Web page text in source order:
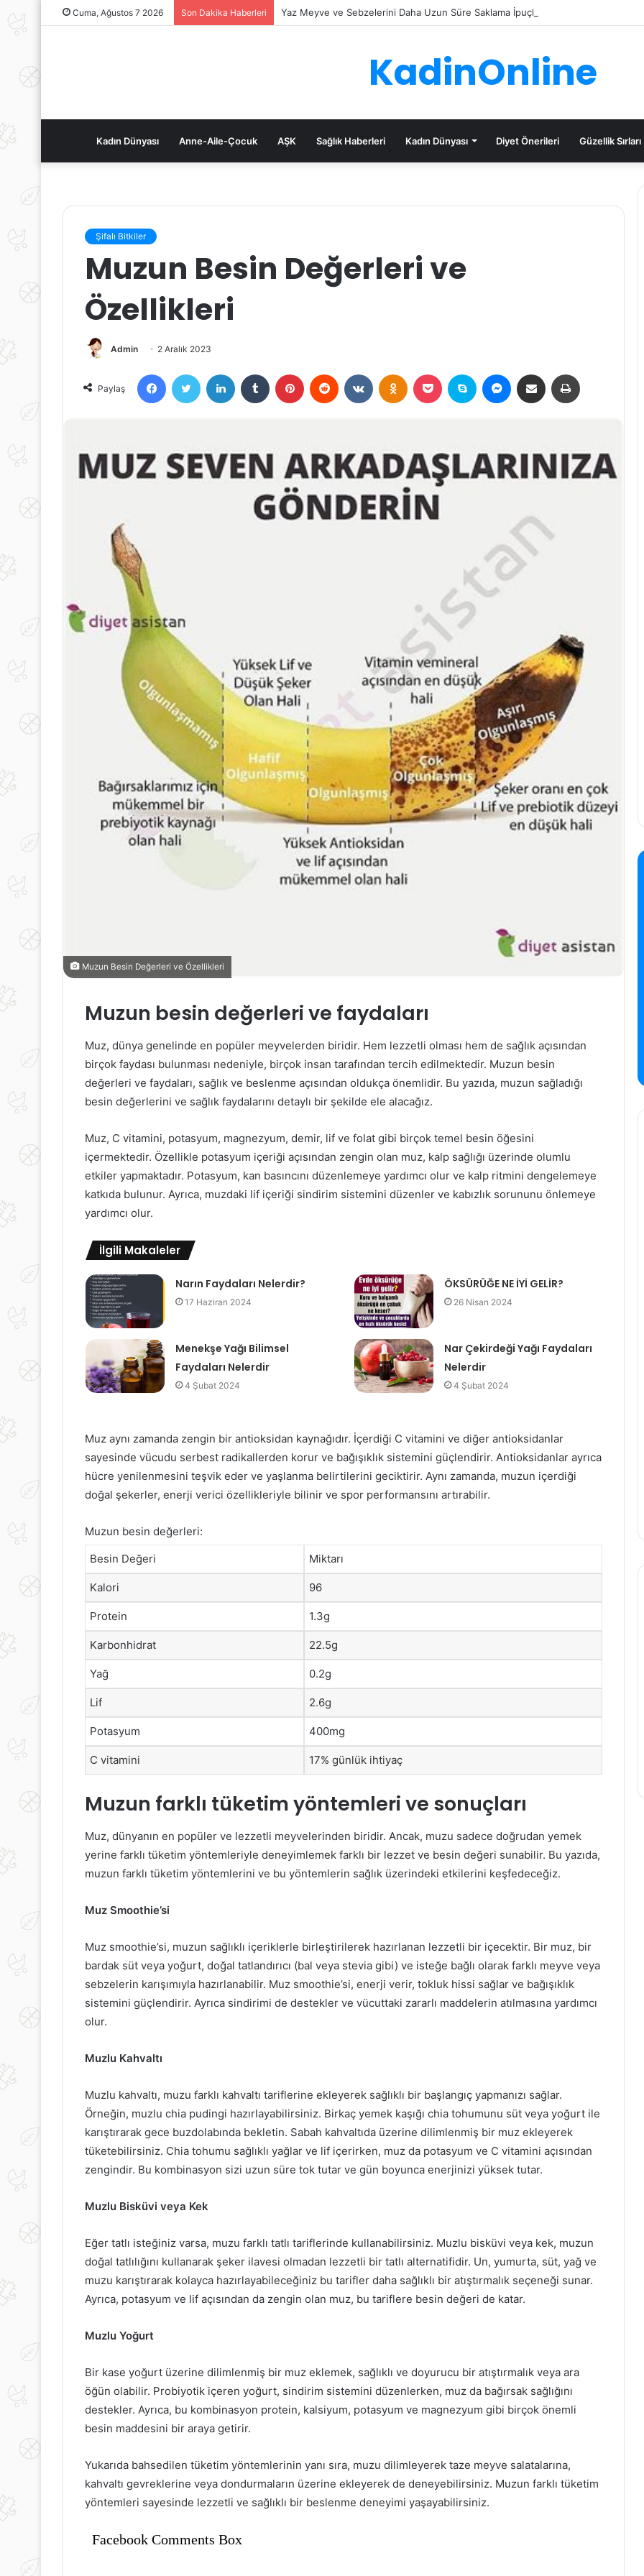
Cuma, Ağustos 7 2026 Son Dakika Haberleri Yaz Meyve ve Sebzelerini Daha Uzun Süre Saklama İpuçları
KadinOnline
Kadın Dünyası Anne-Aile-Çocuk AŞK Sağlık Haberleri Kadın Dünyası Diyet Önerileri Güzellik Sırları
Şifalı Bitkiler
Muzun Besin Değerleri ve
Özellikleri
Admin 2 Aralık 2023
Paylaş
FacebookTwitter LinkedIn Tumblr Pinterest Reddit VKontakteOdnoklassniki
Pocket Skype MessengerE-Posta ile paylaş
Muzun Besin Değerleri ve Özellikleri
Muzun besin değerleri ve faydaları
Muz, dünya genelinde en popüler meyvelerden biridir. Hem lezzetli olması hem de sağlık açısından
birçok faydası bulunması nedeniyle, birçok insan tarafından tercih edilmektedir. Muzun besin
değerleri ve faydaları, sağlık ve beslenme açısından oldukça önemlidir. Bu yazıda, muzun sağladığı
besin değerlerini ve sağlık faydalarını detaylı bir şekilde ele alacağız.
Muz, C vitamini, potasyum, magnezyum, demir, lif ve folat gibi birçok temel besin öğesini
içermektedir. Özellikle potasyum içeriği açısından zengin olan muz, kalp sağlığı üzerinde olumlu
etkiler yapmaktadır. Potasyum, kan basıncını düzenlemeye yardımcı olur ve kalp ritmini dengelemeye
katkıda bulunur. Ayrıca, muzdaki lif içeriği sindirim sistemini düzenler ve kabızlık sorununu önlemeye
yardımcı olur.
İlgili Makaleler
Narın Faydaları Nelerdir?
17 Haziran 2024
ÖKSÜRÜĞE NE İYİ GELİR?
26 Nisan 2024
Menekşe Yağı Bilimsel
Faydaları Nelerdir
4 Şubat 2024
Nar Çekirdeği Yağı Faydaları
Nelerdir
4 Şubat 2024
Muz aynı zamanda zengin bir antioksidan kaynağıdır. İçerdiği C vitamini ve diğer antioksidanlar
sayesinde vücudu serbest radikallerden korur ve bağışıklık sistemini güçlendirir. Antioksidanlar ayrıca
hücre yenilenmesini teşvik eder ve yaşlanma belirtilerini geciktirir. Aynı zamanda, muzun içerdiği
doğal şekerler, enerji verici özellikleriyle bilinir ve spor performansını artırabilir.
Muzun besin değerleri:
Besin Değeri
Miktarı
Kalori 96
Protein 1.3g
Karbonhidrat 22.5g
Yağ 0.2g
Lif 2.6g
Potasyum 400mg
C vitamini 17% günlük ihtiyaç
Muzun farklı tüketim yöntemleri ve sonuçları
Muz, dünyanın en popüler ve lezzetli meyvelerinden biridir. Ancak, muzu sadece doğrudan yemek
yerine farklı tüketim yöntemleriyle deneyimlemek farklı bir lezzet ve besin değeri sunabilir. Bu yazıda,
muzun farklı tüketim yöntemlerini ve bu yöntemlerin sağlık üzerindeki etkilerini keşfedeceğiz.
Muz Smoothie’si
Muz smoothie’si, muzun sağlıklı içeriklerle birleştirilerek hazırlanan lezzetli bir içecektir. Bir muz, bir
bardak süt veya yoğurt, doğal tatlandırıcı (bal veya stevia gibi) ve isteğe bağlı olarak farklı meyve veya
sebzelerin karışımıyla hazırlanabilir. Muz smoothie’si, enerji verir, tokluk hissi sağlar ve bağışıklık
sistemini güçlendirir. Ayrıca sindirimi de destekler ve vücuttaki zararlı maddelerin atılmasına yardımcı
olur.
Muzlu Kahvaltı
Muzlu kahvaltı, muzu farklı kahvaltı tariflerine ekleyerek sağlıklı bir başlangıç yapmanızı sağlar.
Örneğin, muzlu chia pudingi hazırlayabilirsiniz. Birkaç yemek kaşığı chia tohumunu süt veya yoğurt ile
karıştırarak gece buzdolabında bekletin. Sabah kahvaltıda üzerine dilimlenmiş bir muz ekleyerek
tüketebilirsiniz. Chia tohumu sağlıklı yağlar ve lif içerirken, muz da potasyum ve C vitamini açısından
zengindir. Bu kombinasyon sizi uzun süre tok tutar ve gün boyunca enerjinizi yüksek tutar.
Muzlu Bisküvi veya Kek
Eğer tatlı isteğiniz varsa, muzu farklı tatlı tariflerinde kullanabilirsiniz. Muzlu bisküvi veya kek, muzun
doğal tatlılığını kullanarak şeker ilavesi olmadan lezzetli bir tatlı alternatifidir. Un, yumurta, süt, yağ ve
muzu karıştırarak kolayca hazırlayabileceğiniz bu tarifler daha sağlıklı bir atıştırmalık seçeneği sunar.
Ayrıca, potasyum ve lif açısından da zengin olan muz, bu tariflere besin değeri de katar.
Muzlu Yoğurt
Bir kase yoğurt üzerine dilimlenmiş bir muz eklemek, sağlıklı ve doyurucu bir atıştırmalık veya ara
öğün olabilir. Probiyotik içeren yoğurt, sindirim sistemini düzenlerken, muz da bağırsak sağlığını
destekler. Ayrıca, bu kombinasyon protein, kalsiyum, potasyum ve magnezyum gibi birçok önemli
besin maddesini bir araya getirir.
Yukarıda bahsedilen tüketim yöntemlerinin yanı sıra, muzu dilimleyerek taze meyve salatalarına,
kahvaltı gevreklerine veya dondurmaların üzerine ekleyerek de deneyebilirsiniz. Muzun farklı tüketim
yöntemleri sayesinde lezzetli ve sağlıklı bir beslenme deneyimi yaşayabilirsiniz.
Facebook Comments Box
Bitki Çaylarının Faydaları ve Çeşitleri
Meme Kanseri Belirtileri, Teşhisi
ve Tedavisi
Festival
Ekim’de
6. Pembe Festival 8 Ekim’de
Gerçekleşecek
Sivilcelere
29 Aralık 2019